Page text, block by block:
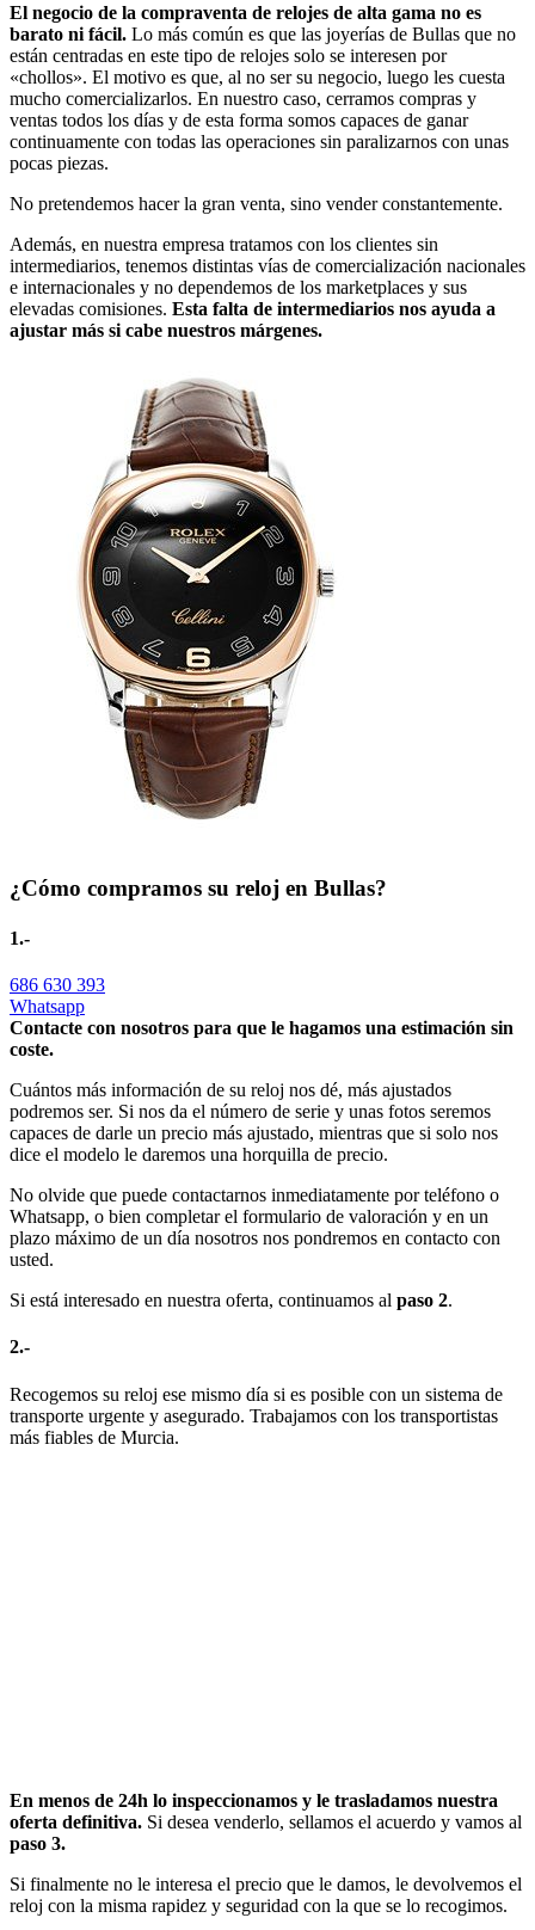
El negocio de la compraventa de relojes de alta gama no es
barato ni fácil. Lo más común es que las joyerías de Bullas que no
están centradas en este tipo de relojes solo se interesen por
«chollos». El motivo es que, al no ser su negocio, luego les cuesta
mucho comercializarlos. En nuestro caso, cerramos compras y
ventas todos los días y de esta forma somos capaces de ganar
continuamente con todas las operaciones sin paralizarnos con unas
pocas piezas.
No pretendemos hacer la gran venta, sino vender constantemente.
Además, en nuestra empresa tratamos con los clientes sin
intermediarios, tenemos distintas vías de comercialización nacionales
e internacionales y no dependemos de los marketplaces y sus
elevadas comisiones. Esta falta de intermediarios nos ayuda a
ajustar más si cabe nuestros márgenes.
¿Cómo compramos su reloj en Bullas?
1.-
686 630 393
Whatsapp
Contacte con nosotros para que le hagamos una estimación sin
coste.
Cuántos más información de su reloj nos dé, más ajustados
podremos ser. Si nos da el número de serie y unas fotos seremos
capaces de darle un precio más ajustado, mientras que si solo nos
dice el modelo le daremos una horquilla de precio.
No olvide que puede contactarnos inmediatamente por teléfono o
Whatsapp, o bien completar el formulario de valoración y en un
plazo máximo de un día nosotros nos pondremos en contacto con
usted.
Si está interesado en nuestra oferta, continuamos al paso 2.
2.-
Recogemos su reloj ese mismo día si es posible con un sistema de
transporte urgente y asegurado. Trabajamos con los transportistas
más fiables de Murcia.
En menos de 24h lo inspeccionamos y le trasladamos nuestra
oferta definitiva. Si desea venderlo, sellamos el acuerdo y vamos al
paso 3.
Si finalmente no le interesa el precio que le damos, le devolvemos el
reloj con la misma rapidez y seguridad con la que se lo recogimos.